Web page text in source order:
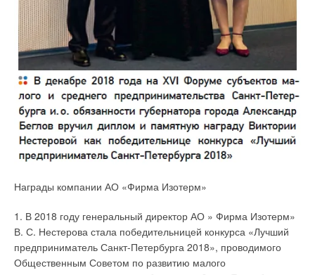
Награды компании АО «Фирма Изотерм»
1. В 2018 году генеральный директор АО » Фирма Изотерм»
В. С. Нестерова стала победительницей конкурса «Лучший
предприниматель Санкт-Петербурга 2018», проводимого
Общественным Советом по развитию малого